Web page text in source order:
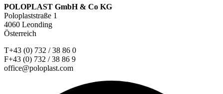
POLOPLAST GmbH & Co KG
Poloplaststraße 1
4060 Leonding
Österreich
T+43 (0) 732 / 38 86 0
F+43 (0) 732 / 38 86 9
office@poloplast.com